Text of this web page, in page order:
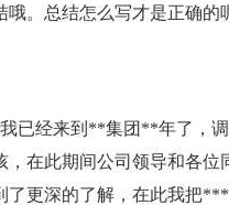
。总结怎么写才是正确的
已经来到**集团**年了，
在此期间公司领导和各位
更深的了解，在此我把